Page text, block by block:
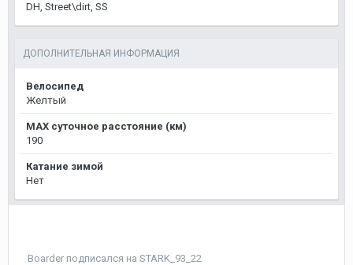
DH, Street\dirt, SS
ДОПОЛНИТЕЛЬНАЯ ИНФОРМАЦИЯ
Велосипед
Желтый
MAX суточное расстояние (км)
190
Катание зимой
Нет
Boarder подписался на STARK_93_22